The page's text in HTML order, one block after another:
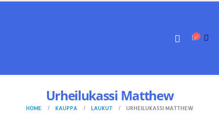
Urheilukassi Matthew
HOME KAUPPA LAUKUT URHEILUKASSI MATTHEW